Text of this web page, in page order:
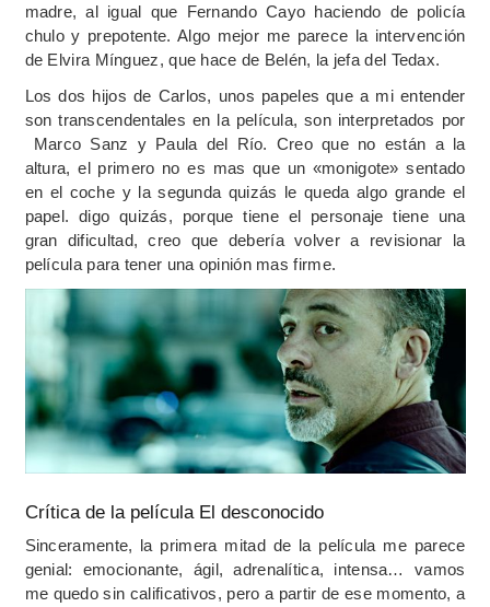
madre, al igual que Fernando Cayo haciendo de policía
chulo y prepotente. Algo mejor me parece la intervención
de Elvira Mínguez, que hace de Belén, la jefa del Tedax.
Los dos hijos de Carlos, unos papeles que a mi entender
son transcendentales en la película, son interpretados por
Marco Sanz y Paula del Río. Creo que no están a la
altura, el primero no es mas que un «monigote» sentado
en el coche y la segunda quizás le queda algo grande el
papel. digo quizás, porque tiene el personaje tiene una
gran dificultad, creo que debería volver a revisionar la
película para tener una opinión mas firme.
Crítica de la película El desconocido
Sinceramente, la primera mitad de la película me parece
genial: emocionante, ágil, adrenalítica, intensa… vamos
me quedo sin calificativos, pero a partir de ese momento, a